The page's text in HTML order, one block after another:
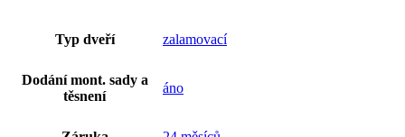
Typ dveří zalamovací
Dodání mont. sady a
těsnení
áno